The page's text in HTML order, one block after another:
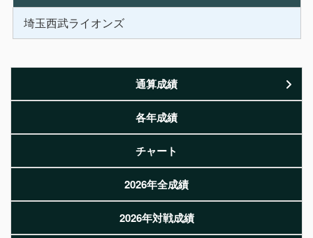
埼玉西武ライオンズ
通算成績
各年成績
チャート
2026年全成績
2026年対戦成績